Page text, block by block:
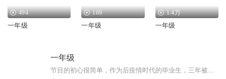
494
一年级
169
一年级
1.4万
一年级
一年级